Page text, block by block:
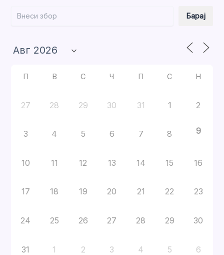
Барај
П В С Ч П С Н
27 28 29 30 31 1 2
3 4 5 6 7 8 9
10 11 12 13 14 15 16
17 18 19 20 21 22 23
24 25 26 27 28 29 30
31 1 2 3 4 5 6